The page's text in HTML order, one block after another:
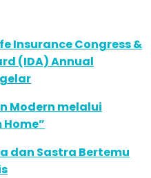
Insurance Congress &
(IDA) Annual
Modern melalui
dan Sastra Bertemu